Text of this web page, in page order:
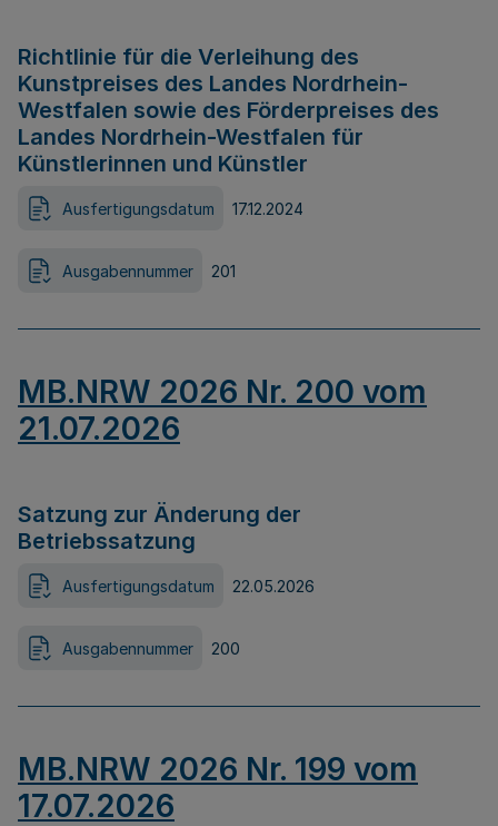
Richtlinie für die Verleihung des
Kunstpreises des Landes Nordrhein-
Westfalen sowie des Förderpreises des
Landes Nordrhein-Westfalen für
Künstlerinnen und Künstler
Ausfertigungsdatum 17.12.2024
Ausgabennummer 201
MB.NRW 2026 Nr. 200 vom
21.07.2026
Satzung zur Änderung der
Betriebssatzung
Ausfertigungsdatum 22.05.2026
Ausgabennummer 200
MB.NRW 2026 Nr. 199 vom
17.07.2026